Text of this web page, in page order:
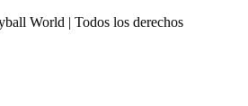
World | Todos los derechos